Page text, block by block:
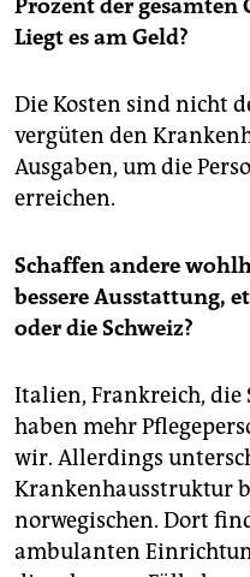
Prozent der gesamten
Liegt es am Geld?
Die Kosten sind nicht
vergüten den
Ausgaben, um die
erreichen.
Schaffen andere
bessere Ausstattung,
oder die Schweiz?
Italien, Frankreich, die
haben mehr
wir. Allerdings
Krankenhausstruktur
norwegischen. Dort
ambulanten